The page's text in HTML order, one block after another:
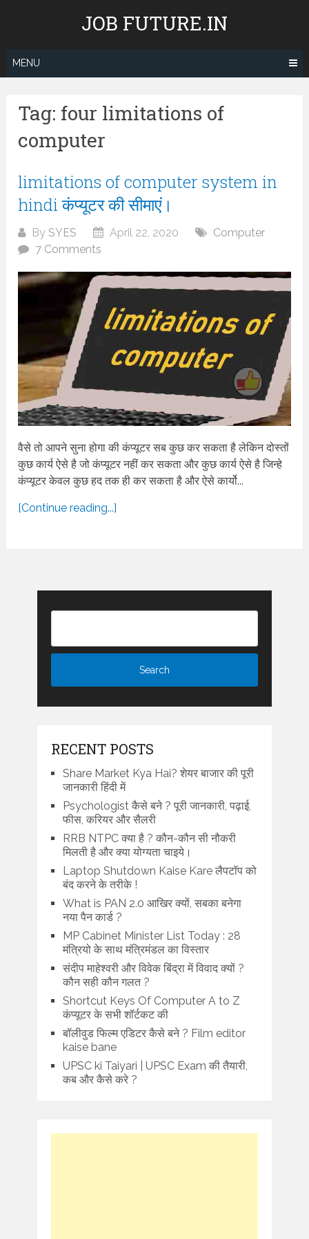
JOB FUTURE.IN
MENU
Tag: four limitations of
computer
limitations of computer system in
hindi कंप्यूटर की सीमाएं।
BySYES April 22, 2020
Computer
7 Comments
वैसे तो आपने सुना होगा की कंप्यूटर सब कुछ कर सकता है लेकिन दोस्तों
कुछ कार्य ऐसे है जो कंप्यूटर नहीं कर सकता और कुछ कार्य ऐसे है जिन्हे
कंप्यूटर केवल कुछ हद तक ही कर सकता है और ऐसे कार्यो...
[Continue reading...]
RECENT POSTS
Share Market Kya Hai? शेयर बाजार की पूरी
जानकारी हिंदी में
Psychologist कैसे बने ? पूरी जानकारी, पढ़ाई,
फीस, करियर और सैलरी
RRB NTPC क्या है ? कौन-कौन सी नौकरी
मिलती है और क्या योग्यता चाइये।
Laptop Shutdown Kaise Kare लैपटॉप को
बंद करने के तरीके !
What is PAN 2.0 आखिर क्यों, सबका बनेगा
नया पैन कार्ड ?
MP Cabinet Minister List Today : 28
मंत्रियो के साथ मंत्रिमंडल का विस्तार
संदीप माहेश्वरी और विवेक बिंद्रा में विवाद क्यों ?
कौन सही कौन गलत ?
Shortcut Keys Of Computer A to Z
कंप्यूटर के सभी शॉर्टकट की
बॉलीवुड फिल्म एडिटर कैसे बने ? Film editor
kaise bane
UPSC ki Taiyari | UPSC Exam की तैयारी,
कब और कैसे करे ?